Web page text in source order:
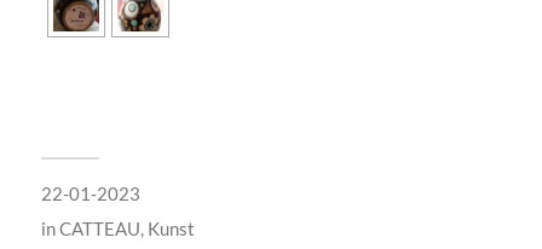
22-01-2023
inCATTEAU, Kunst